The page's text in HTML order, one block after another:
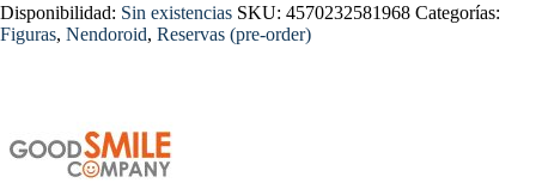
original
era:
actual
es:
Disponibilidad: Sin existencias SKU: 4570232581968 Categorías:
Figuras, Nendoroid, Reservas (pre-order)